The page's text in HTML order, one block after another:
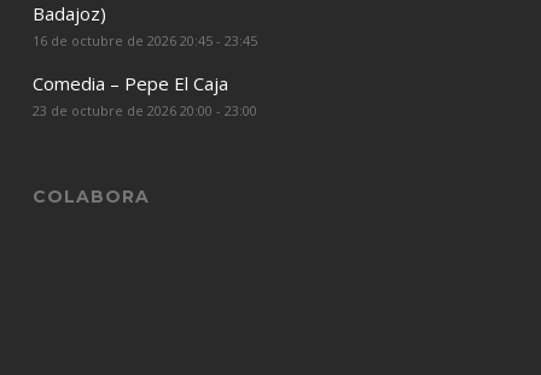
Badajoz)
16 de octubre de 2026 20:45 - 23:45
Comedia – Pepe El Caja
23 de octubre de 2026 20:00 - 23:00
COLABORA